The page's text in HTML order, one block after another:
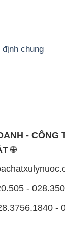
chung
- CÔNG
🌐
-
-